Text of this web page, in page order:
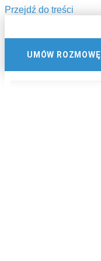
Przejdź do treści
UMÓW ROZMOWĘ